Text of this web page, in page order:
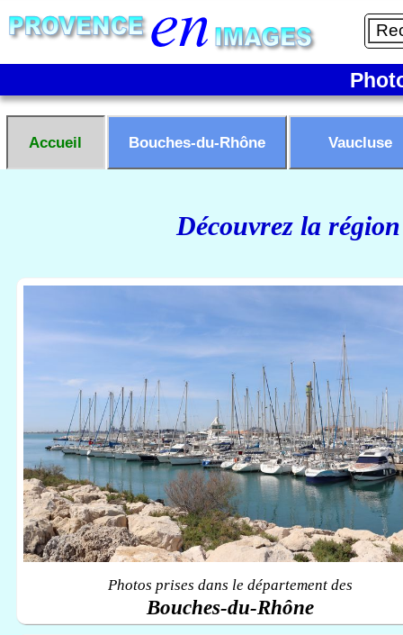
Accueil Bouches-du-Rhône Vaucluse
Découvrez la
Photos prises dans le département des
Bouches-du-Rhône